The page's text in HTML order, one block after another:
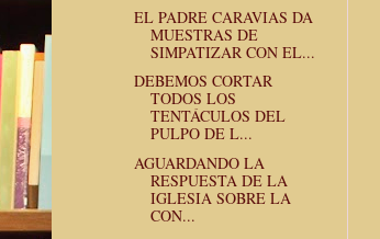
EL PADRE CARAVIAS DA
MUESTRAS DE
SIMPATIZAR CON EL...
DEBEMOS CORTAR
TODOS LOS
TENTÁCULOS DEL
PULPO DE L...
AGUARDANDO LA
RESPUESTA DE LA
IGLESIA SOBRE LA
CON...